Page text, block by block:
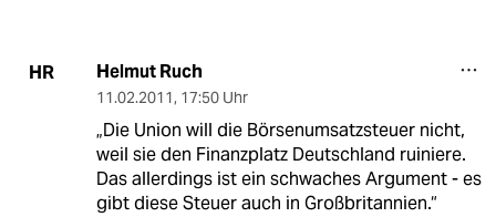
HR Helmut Ruch
11.02.2011, 17:50 Uhr
„Die Union will die Börsenumsatzsteuer nicht,
weil sie den Finanzplatz Deutschland ruiniere.
Das allerdings ist ein schwaches Argument - es
gibt diese Steuer auch in Großbritannien.“